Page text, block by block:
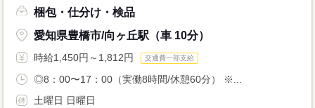
梱包・仕分け・検品
愛知県豊橋市/向ヶ丘駅（車 10分）
時給1,450円～1,812円 交通費一部支給
◎8：00〜17：00（実働8時間/休憩60分） ※...
土曜日 日曜日